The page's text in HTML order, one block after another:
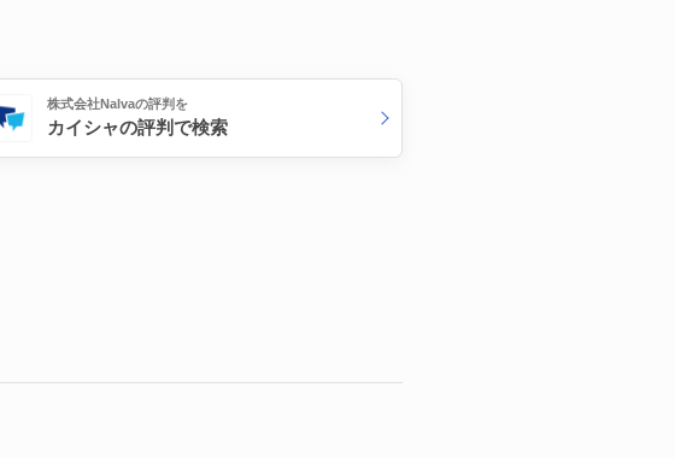
株式会社Nalvaの評判を
カイシャの評判で検索